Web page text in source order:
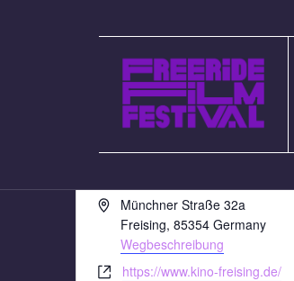
AdresseMünchner Straße 32a
Freising, 85354 Germany
Wegbeschreibung
Webseitehttps://www.kino-freising.de/